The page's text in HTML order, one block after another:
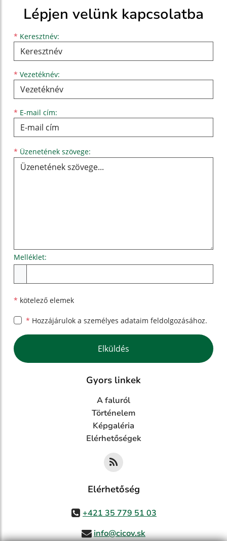
Lépjen velünk kapcsolatba
* Keresztnév:
Keresztnév
* Vezetéknév:
Vezetéknév
* E-mail cím:
E-mail cím
* Üzenetének szövege:
Melléklet:
* kötelező elemek
* Hozzájárulok a személyes adataim feldolgozásához.
Google reCaptcha Response
Elküldés
Gyors linkek
A faluról
Történelem
Képgaléria
Elérhetőségek
Elérhetőség
+421 35 779 51 03
info@cicov.sk